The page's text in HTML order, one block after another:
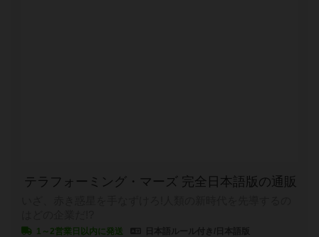
テラフォーミング・マーズ 完全日本語版の通販
1～2営業日以内に発送